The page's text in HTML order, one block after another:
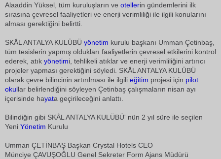
Alaaddin Yüksel, tüm kuruluşların ve otellerin gündemlerini ilk
sırasına çevresel faaliyetleri ve enerji verimliliği ile ilgili konularını
alması gerektiğini belirtti.
SKÅL ANTALYA KULÜBÜ yönetim kurulu başkanı Umman Çetinbaş,
tüm tesislerin yapmış oldukları faaliyetlerin çevresel etkilerini kontrol
ederek, atık yönetimi, tehlikeli atıklar ve enerji verimliliğini artırıcı
projeler yapması gerektiğini söyledi. SKÅL ANTALYA KULÜBÜ
olarak çevre bilincinin artırılması ile ilgili eğitim projesi için pilot
okullar belirlendiğini söyleyen Çetinbaş çalışmaların nisan ayı
içerisinde hayata geçirileceğini anlattı.
Bilindiğin gibi SKÅL ANTALYA KULÜBÜ' nün 2 yıl süre ile seçilen
Yeni Yönetim Kurulu
Umman ÇETİNBAŞ Başkan Crystal Hotels CEO
Münciye ÇAVUŞOĞLU Genel Sekreter Form Ajans Müdürü